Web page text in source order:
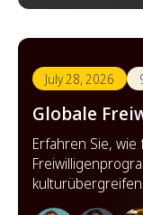
July 28, 2026
Globale
Erfahren Sie,
stärken und